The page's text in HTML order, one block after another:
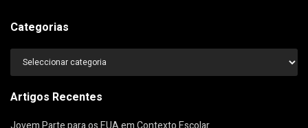
Categorias
Categorias
Artigos Recentes